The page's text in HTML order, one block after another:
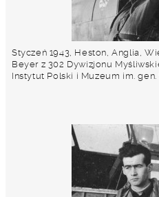
Styczeń 1943, Heston, Anglia,
Beyer z 302 Dywizjonu
Instytut Polski i Muzeum im.